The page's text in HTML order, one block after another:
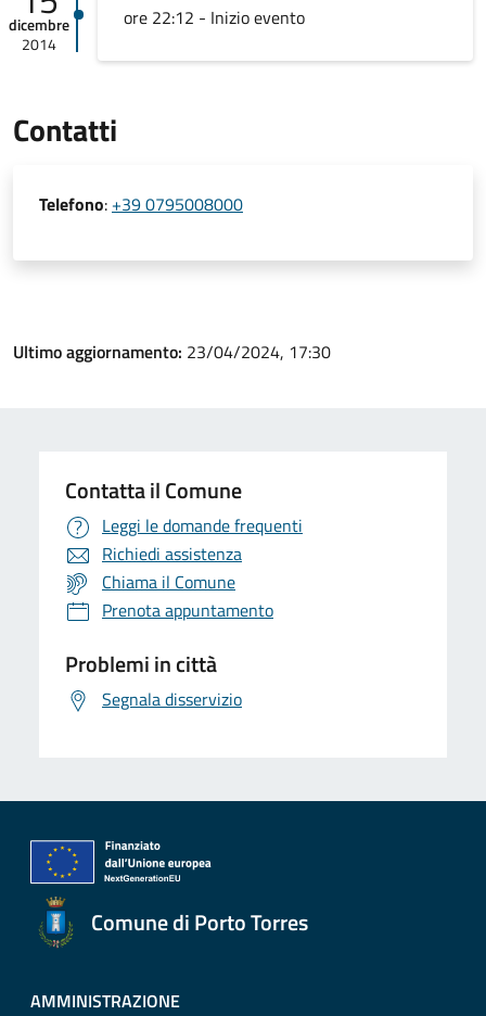
dicembre
2014
ore 22:12 - Inizio evento
Contatti
Telefono: +39 0795008000
Ultimo aggiornamento: 23/04/2024, 17:30
Contatta il Comune
Leggi le domande frequenti
Richiedi assistenza
Chiama il Comune
Prenota appuntamento
Problemi in città
Segnala disservizio
Comune di Porto Torres
AMMINISTRAZIONE